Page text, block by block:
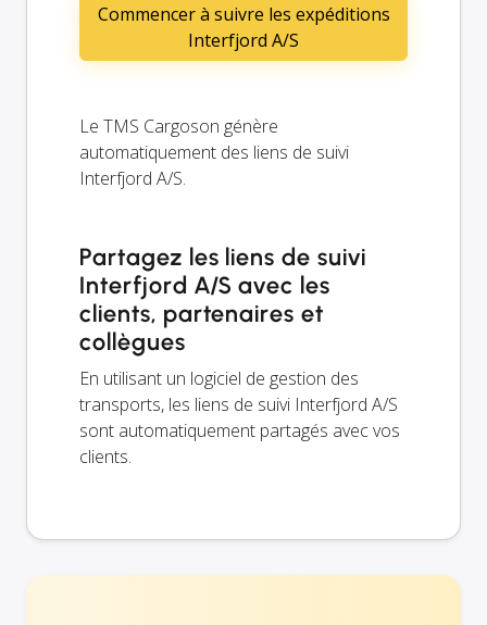
Commencer à suivre les expéditions
Interfjord A/S
Le TMS Cargoson génère
automatiquement des liens de suivi
Interfjord A/S.
Partagez les liens de suivi
Interfjord A/S avec les
clients, partenaires et
collègues
En utilisant un logiciel de gestion des
transports, les liens de suivi Interfjord A/S
sont automatiquement partagés avec vos
clients.